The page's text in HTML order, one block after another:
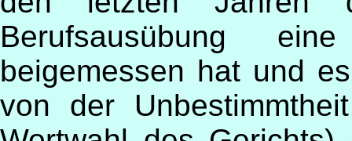
Berufsausübung
beigemessen hat und
von der